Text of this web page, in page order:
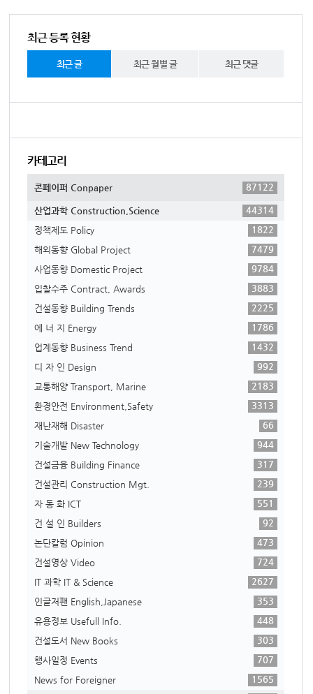
최근 등록 현황
최근 글 최근 월별 글 최근 댓글
카테고리
콘페이퍼 Conpaper 87122
산업과학 Construction,Science
44314
정책제도 Policy
1822
해외동향 Global Project
7479
사업동향 Domestic Project
9784
입찰수주 Contract, Awards
3883
건설동향 Building Trends
2225
에 너 지 Energy
1786
업계동향 Business Trend
1432
디 자 인 Design
992
교통해양 Transport, Marine
2183
환경안전 Environment,Safety
3313
재난재해 Disaster
66
기술개발 New Technology
944
건설금융 Building Finance
317
건설관리 Construction Mgt.
239
자 동 화 ICT
551
건 설 인 Builders
92
논단칼럼 Opinion
473
건설영상 Video
724
IT 과학 IT & Science
2627
인글저팬 English,Japanese
353
유용정보 Usefull Info.
448
건설도서 New Books
303
행사일정 Events
707
News for Foreigner
1565